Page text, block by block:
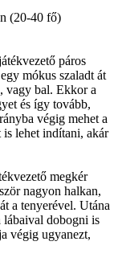
(20-40 fő)
páros
mókus szaladt át
vagy bal. Ekkor a
és így tovább,
végig mehet a
is lehet indítani, akár
megkér
nagyon halkan,
a tenyerével. Utána
lábaival dobogni is
végig ugyanezt,